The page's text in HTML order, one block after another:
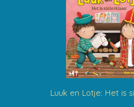
Luuk en Lotje: Het is